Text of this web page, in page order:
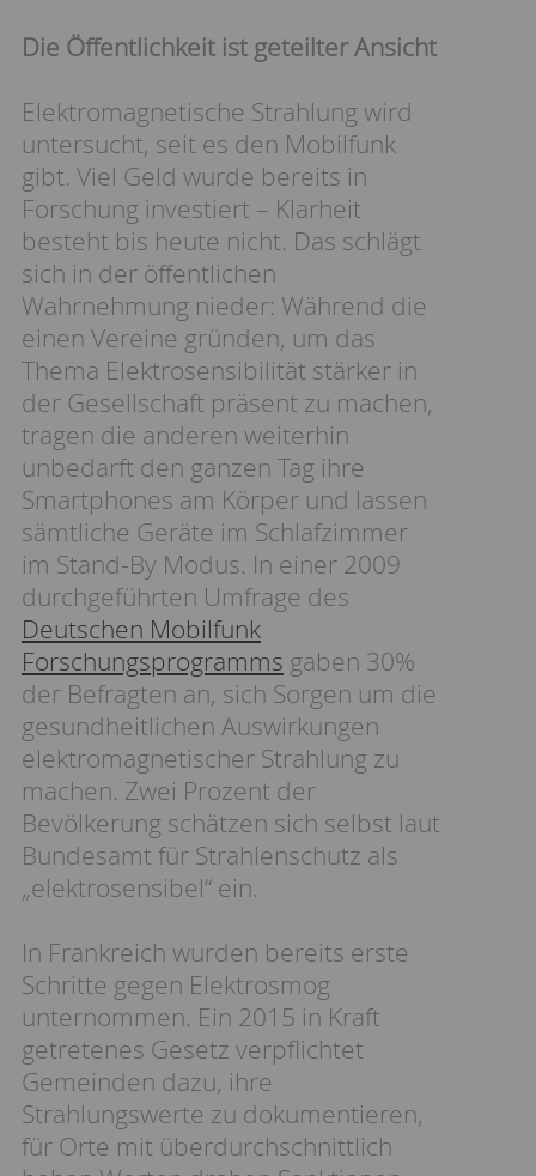
Die Öffentlichkeit ist geteilter Ansicht
Elektromagnetische Strahlung wird
untersucht, seit es den Mobilfunk
gibt. Viel Geld wurde bereits in
Forschung investiert – Klarheit
besteht bis heute nicht. Das schlägt
sich in der öffentlichen
Wahrnehmung nieder: Während die
einen Vereine gründen, um das
Thema Elektrosensibilität stärker in
der Gesellschaft präsent zu machen,
tragen die anderen weiterhin
unbedarft den ganzen Tag ihre
Smartphones am Körper und lassen
sämtliche Geräte im Schlafzimmer
im Stand-By Modus. In einer 2009
durchgeführten Umfrage des
Deutschen Mobilfunk
Forschungsprogramms gaben 30%
der Befragten an, sich Sorgen um die
gesundheitlichen Auswirkungen
elektromagnetischer Strahlung zu
machen. Zwei Prozent der
Bevölkerung schätzen sich selbst laut
Bundesamt für Strahlenschutz als
„elektrosensibel“ ein.
In Frankreich wurden bereits erste
Schritte gegen Elektrosmog
unternommen. Ein 2015 in Kraft
getretenes Gesetz verpflichtet
Gemeinden dazu, ihre
Strahlungswerte zu dokumentieren,
für Orte mit überdurchschnittlich